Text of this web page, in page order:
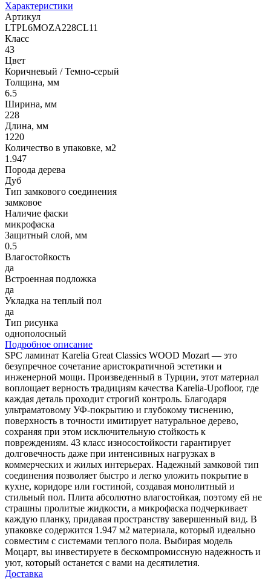
Характеристики
Артикул
LTPL6MOZA228CL11
Класс
43
Цвет
Коричневый / Темно-серый
Толщина, мм
6.5
Ширина, мм
228
Длина, мм
1220
Количество в упаковке, м2
1.947
Порода дерева
Дуб
Тип замкового соединения
замковое
Наличие фаски
микрофаска
Защитный слой, мм
0.5
Влагостойкость
да
Встроенная подложка
да
Укладка на теплый пол
да
Тип рисунка
однополосный
Подробное описание
SPC ламинат Karelia Great Classics WOOD Mozart — это
безупречное сочетание аристократичной эстетики и
инженерной мощи. Произведенный в Турции, этот материал
воплощает верность традициям качества Karelia-Upofloor, где
каждая деталь проходит строгий контроль. Благодаря
ультраматовому УФ-покрытию и глубокому тиснению,
поверхность в точности имитирует натуральное дерево,
сохраняя при этом исключительную стойкость к
повреждениям. 43 класс износостойкости гарантирует
долговечность даже при интенсивных нагрузках в
коммерческих и жилых интерьерах. Надежный замковой тип
соединения позволяет быстро и легко уложить покрытие в
кухне, коридоре или гостиной, создавая монолитный и
стильный пол. Плита абсолютно влагостойкая, поэтому ей не
страшны пролитые жидкости, а микрофаска подчеркивает
каждую планку, придавая пространству завершенный вид. В
упаковке содержится 1.947 м2 материала, который идеально
совместим с системами теплого пола. Выбирая модель
Моцарт, вы инвестируете в бескомпромиссную надежность и
уют, который останется с вами на десятилетия.
Доставка